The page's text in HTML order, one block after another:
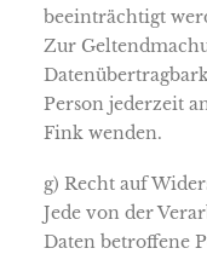
beeinträchtigt
Zur
Person jederzeit
Fink wenden.
g) Recht auf
Jede von der
Daten betroffene